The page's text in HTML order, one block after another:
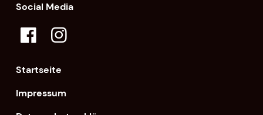
Social Media
Startseite
Impressum